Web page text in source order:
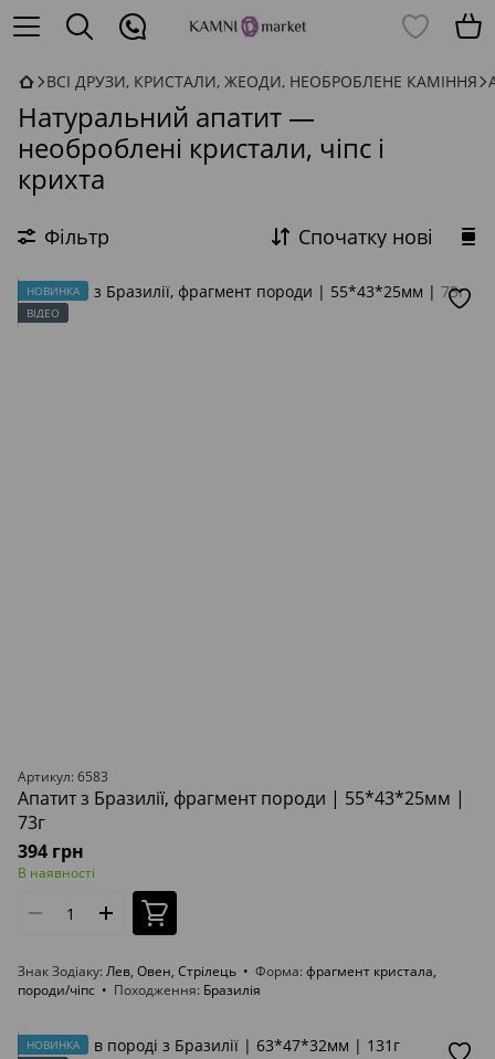
ВСІ ДРУЗИ, КРИСТАЛИ, ЖЕОДИ, НЕОБРОБЛЕНЕ КАМІННЯ
Натуральний апатит —
необроблені кристали, чіпс і
крихта
Фільтр Спочатку нові
НОВИНКА
ВІДЕО
Артикул: 6583
Апатит з Бразилії, фрагмент породи | 55*43*25мм |
73г
394 грн
В наявності
Знак Зодіаку Лев, Овен, Стрілець Форма фрагмент кристала,
породи/чіпс
Походження Бразилія
НОВИНКА